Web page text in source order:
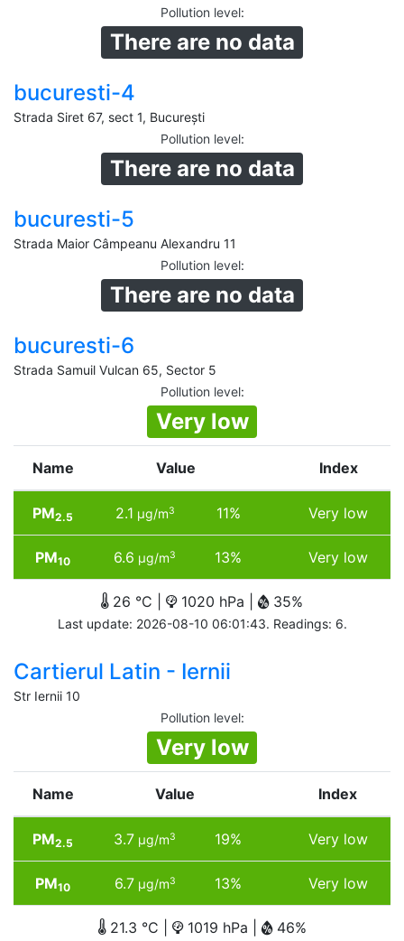
Pollution level:
There are no data
bucuresti-4
Strada Siret 67, sect 1, București
Pollution level:
There are no data
bucuresti-5
Strada Maior Câmpeanu Alexandru 11
Pollution level:
There are no data
bucuresti-6
Strada Samuil Vulcan 65, Sector 5
Pollution level:
Very low
Name Value Index
PM2.5 2.1 µg/m3 11% Very low
PM10 6.6 µg/m3 13% Very low
26 °C | 1020 hPa | 35%
Last update: 2026-08-10 06:01:43. Readings: 6.
Cartierul Latin - Iernii
Str Iernii 10
Pollution level:
Very low
Name Value Index
PM2.5 3.7 µg/m3 19% Very low
PM10 6.7µg/m3 13% Very low
21.3 °C | 1019 hPa | 46%